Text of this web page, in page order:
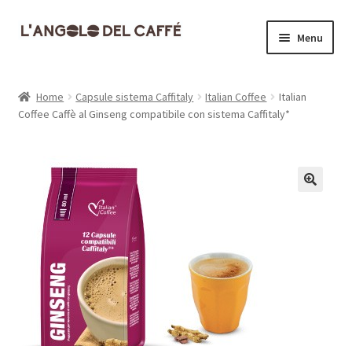
Vai
Vai
Menu
Carrello
Contatti
Dove siamo
Il mio account
Informativa Privacy
Home Capsule sistema Caffitaly Italian Coffee
Italian
Coffee Caffè al Ginseng compatibile con sistema Caffitaly*